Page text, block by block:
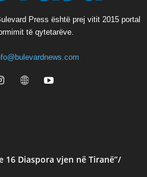
Press është prej vitit 2015 portal
të qytetarëve.
16 Diaspora vjen në Tiranë”/